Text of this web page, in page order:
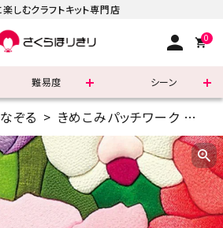
しむクラフトキット専門店
person 0
難易度 シーン
ぞる きめこみパッチワーク